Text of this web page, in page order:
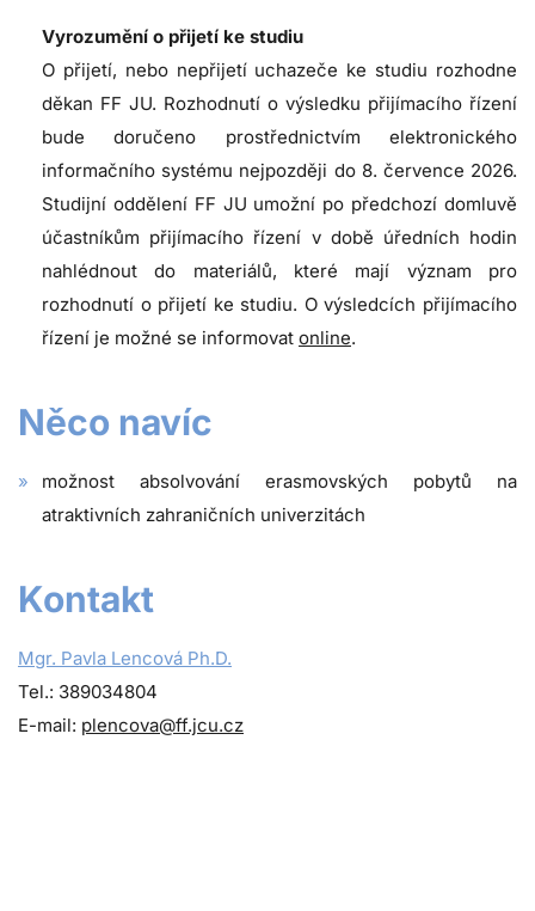
Vyrozumění o přijetí ke studiu
O přijetí, nebo nepřijetí uchazeče ke studiu rozhodne
děkan FF JU. Rozhodnutí o výsledku přijímacího řízení
bude doručeno prostřednictvím elektronického
informačního systému nejpozději do 8. července 2026.
Studijní oddělení FF JU umožní po předchozí domluvě
účastníkům přijímacího řízení v době úředních hodin
nahlédnout do materiálů, které mají význam pro
rozhodnutí o přijetí ke studiu. O výsledcích přijímacího
řízení je možné se informovat online.
Něco navíc
možnost absolvování erasmovských pobytů na
atraktivních zahraničních univerzitách
Kontakt
Mgr. Pavla Lencová Ph.D.
Tel.: 389034804
E-mail: plencova@ff.jcu.cz